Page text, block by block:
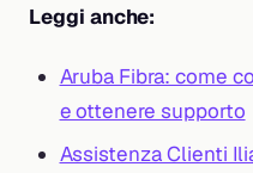
Leggi anche:
Aruba Fibra: come
e ottenere supporto
Assistenza Clienti